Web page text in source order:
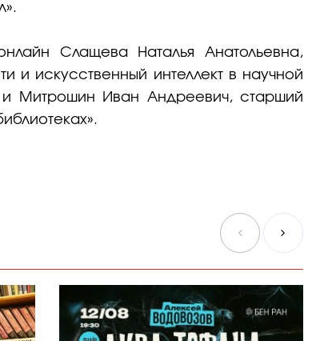
Слащева Наталья Анатольевна,
и искусственный интеллект в научной
и Митрошин Иван Андреевич, старший